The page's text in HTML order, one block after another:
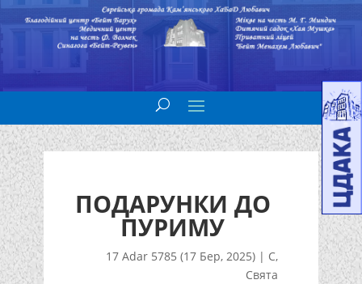
ПОДАРУНКИ ДО
ПУРИМУ
17 Adar 5785 (17 Бер, 2025) | С,
Свята